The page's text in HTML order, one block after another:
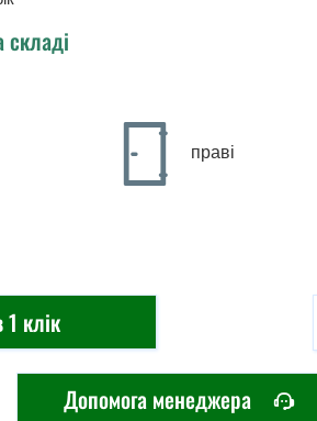
складі
праві
клік
Допомога менеджера